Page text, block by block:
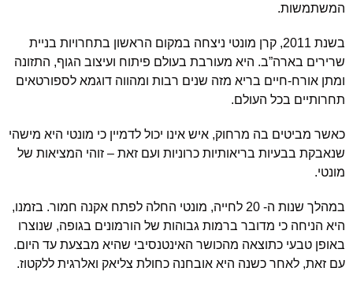
המשתמשות.
בשנת 2011, קרן מונטי ניצחה במקום הראשון בתחרויות בניית
שרירים בארה”ב. היא מעורבת בעולם פיתוח ועיצוב הגוף, התזונה
ומתן אורח-חיים בריא מזה שנים רבות ומהווה דוגמא לספורטאים
תחרותיים בכל העולם.
כאשר מביטים בה מרחוק, איש אינו יכול לדמיין כי מונטי היא מישהי
שנאבקת בבעיות בריאותיות כרוניות ועם זאת – זוהי המציאות של
מונטי.
במהלך שנות ה- 20 לחייה, מונטי החלה לפתח אקנה חמור. בזמנו,
היא הניחה כי מדובר ברמות גבוהות של הורמונים בגופה, שנוצרו
באופן טבעי כתוצאה מהכושר האינטנסיבי שהיא מבצעת עד היום.
עם זאת, לאחר כשנה היא אובחנה כחולת צליאק ואלרגית ללקטוז.